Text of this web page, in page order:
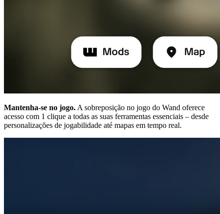
Mantenha-se no jogo. A sobreposição no jogo do Wand oferece
acesso com 1 clique a todas as suas ferramentas essenciais – desde
personalizações de jogabilidade até mapas em tempo real.